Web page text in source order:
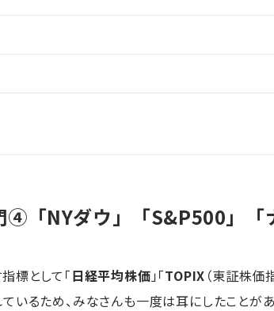
④「NYダウ」「S&P500」「
標として「日経平均株価 」「TOPIX （東証株価
いるため、みなさんも一度は耳にしたことが